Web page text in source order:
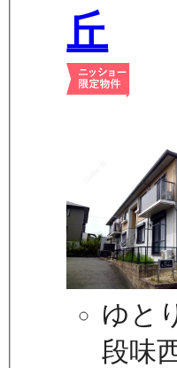
丘
ゆと
段味